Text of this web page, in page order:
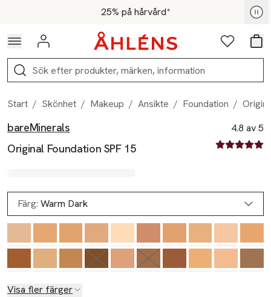
Hoppa till navigationsmenyn25% på hårvård*
För medlemmar - Shoppa nu
Logga in Favoriter
Sök
Start / Skönhet / Makeup / Ansikte / Foundation /
Produktbilder
Hoppa över bildspelet
bareMinerals
Original Foundation SPF 15
4.8 av 5
4.8 av fem
Färg: Warm Dark
Visa fler färger
Produktinformation